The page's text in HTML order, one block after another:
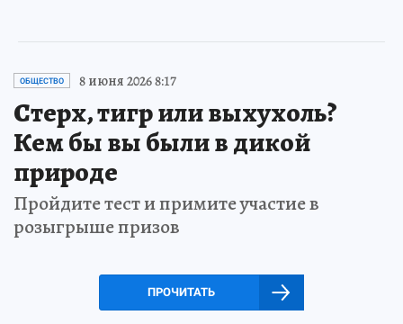
ОБЩЕСТВО 8 июня 2026 8:17
Стерх, тигр или выхухоль?
Кем бы вы были в дикой
природе
Пройдите тест и примите участие в
розыгрыше призов
ПРОЧИТАТЬ